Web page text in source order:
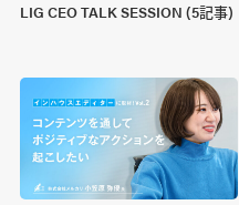
LIG CEO TALK SESSION (5記事)